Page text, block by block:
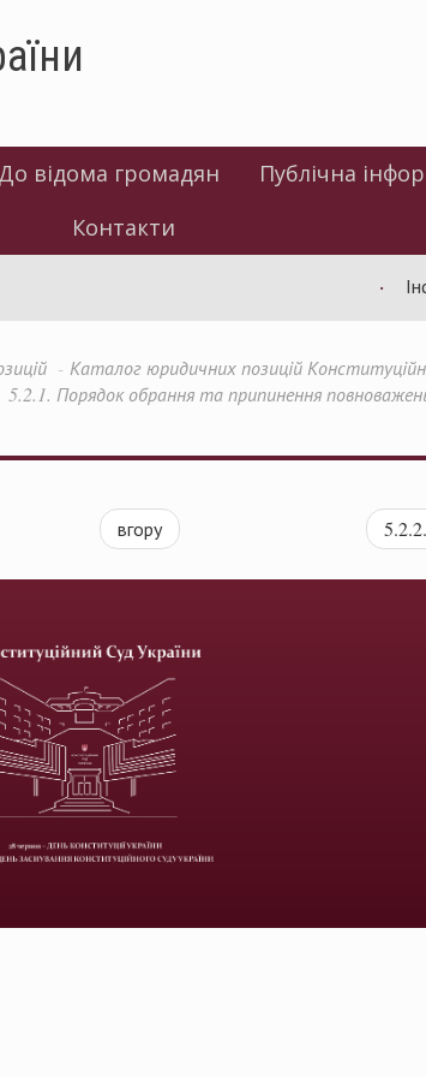
До відома громадян Публічна
Контакти
Каталог юридичних позицій
5.2.1. Порядок обрання та припинення
вгору